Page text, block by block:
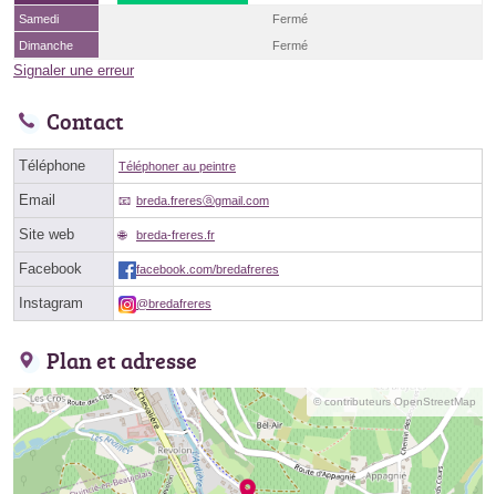
Samedi
Fermé
Dimanche
Fermé
Signaler une erreur
Contact
Téléphone Téléphoner au peintre
Email breda.freresⓐgmail.com
Site web breda-freres.fr
Facebook facebook.com/bredafreres
Instagram @bredafreres
Plan et adresse
© contributeurs OpenStreetMap